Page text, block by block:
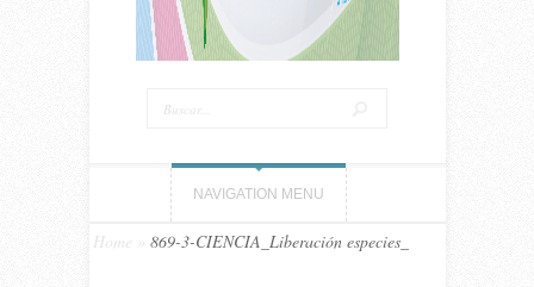
NAVIGATION MENU
Home 869-3-CIENCIA_Liberación especies_